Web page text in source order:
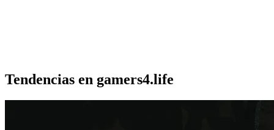
Tendencias en gamers4.life